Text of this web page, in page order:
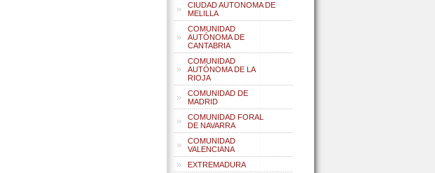
CIUDAD AUTONOMA DE
MELILLA
COMUNIDAD
AUTÓNOMA DE
CANTABRIA
COMUNIDAD
AUTÓNOMA DE LA
RIOJA
COMUNIDAD DE
MADRID
COMUNIDAD FORAL
DE NAVARRA
COMUNIDAD
VALENCIANA
EXTREMADURA